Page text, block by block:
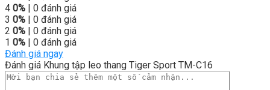
4 0% | 0 đánh giá
3 0% | 0 đánh giá
2 0% | 0 đánh giá
1 0% | 0 đánh giá
Đánh giá ngay
Đánh giá Khung tập leo thang Tiger Sport TM-C16